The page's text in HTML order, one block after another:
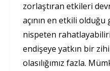
zorlaştıran etkileri
açının en etkili
nispeten
endişeye yatkın bir
olasılığımız fazla.